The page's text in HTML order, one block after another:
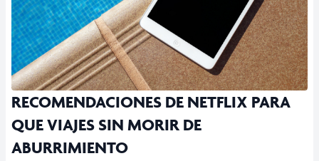
RECOMENDACIONES DE NETFLIX PARA
QUE VIAJES SIN MORIR DE
ABURRIMIENTO